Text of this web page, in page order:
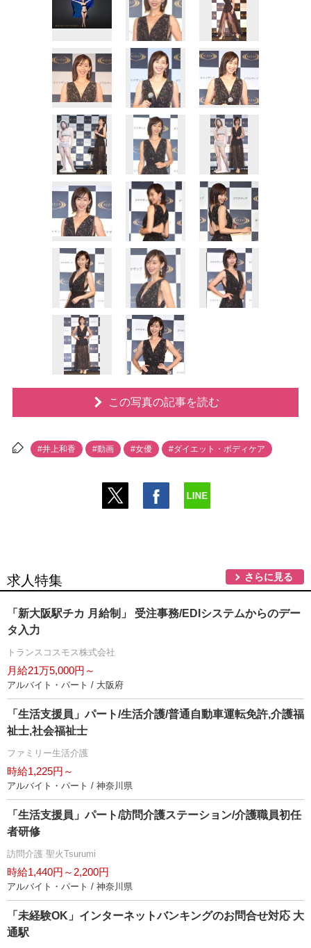
この写真の記事を読む
#井上和香 #動画 #女優 #ダイエット・ボディケア
求人特集 さらに見る
「新大阪駅チカ 月給制」 受注事務/EDIシステムからのデー
タ入力
トランスコスモス株式会社
月給21万5,000円～
アルバイト・パート / 大阪府
「生活支援員」パート/生活介護/普通自動車運転免許,介護福
祉士,社会福祉士
ファミリー生活介護
時給1,225円～
アルバイト・パート / 神奈川県
「生活支援員」パート/訪問介護ステーション/介護職員初任
者研修
訪問介護 聖火Tsurumi
時給1,440円～2,200円
アルバイト・パート / 神奈川県
「未経験OK」インターネットバンキングのお問合せ対応 大
通駅